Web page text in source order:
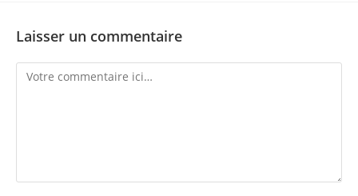
Laisser un commentaire